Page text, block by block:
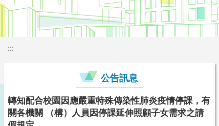
:::
公告訊息
轉知配合校園因應嚴重特殊傳染性肺炎疫情停課，有
關各機關 （構）人員因停課延伸照顧子女需求之請